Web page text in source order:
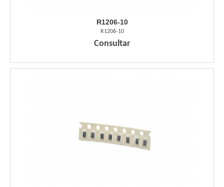
R1206-10
R1206-10
Consultar